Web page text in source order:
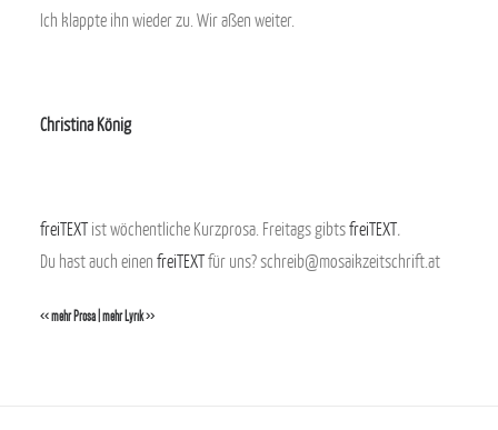
Ich klappte ihn wieder zu. Wir aßen weiter.
Christina König
freiTEXT ist wöchentliche Kurzprosa. Freitags gibtsfreiTEXT.
Du hast auch einen freiTEXTfür uns? schreib@mosaikzeitschrift.at
<< mehr Prosa| mehr Lyrik >>